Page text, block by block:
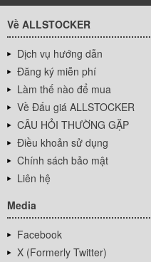
Về ALLSTOCKER
Dịch vụ hướng dẫn
Đăng ký miễn phí
Làm thế nào để mua
Về Đấu giá ALLSTOCKER
CÂU HỎI THƯỜNG GẶP
Điều khoản sử dụng
Chính sách bảo mật
Liên hệ
Media
Facebook
X (Formerly Twitter)